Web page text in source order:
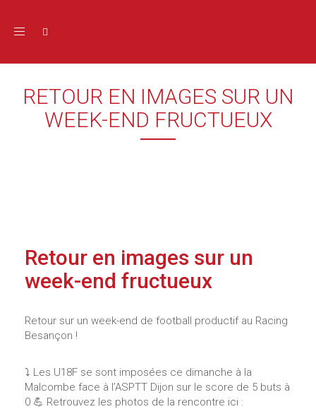
Toggle navigation
RETOUR EN IMAGES SUR UN
WEEK-END FRUCTUEUX
Retour en images sur un
week-end fructueux
Retour sur un week-end de football productif au Racing
Besançon !
⤵️ Les U18F se sont imposées ce dimanche à la
Malcombe face à l’ASPTT Dijon sur le score de 5 buts à
0 💪 Retrouvez les photos de la rencontre ici :